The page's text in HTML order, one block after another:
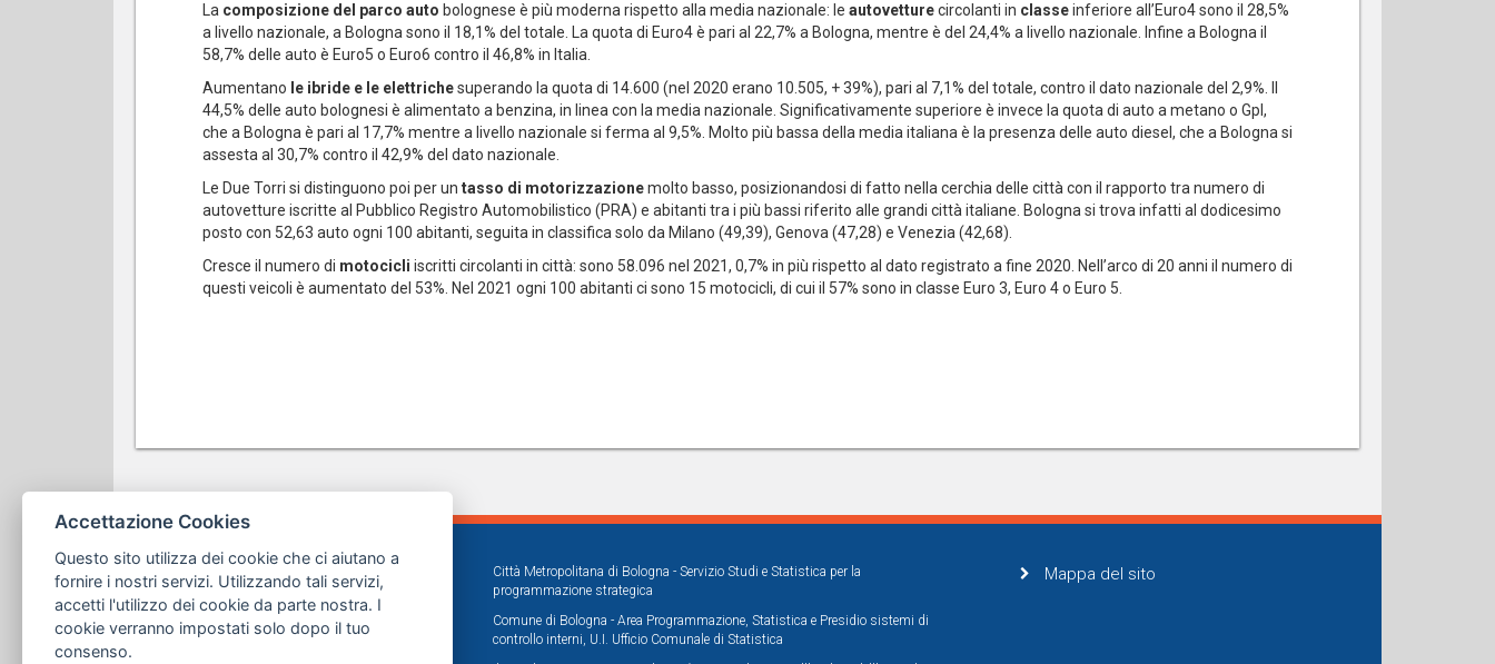
La composizione del parco auto bolognese è più moderna rispetto alla media nazionale: le autovetturecircolanti in classeinferiore all’Euro4 sono il 28,5%
a livello nazionale, a Bologna sono il 18,1% del totale. La quota di Euro4 è pari al 22,7% a Bologna, mentre è del 24,4% a livello nazionale. Infine a Bologna il
58,7% delle auto è Euro5 o Euro6 contro il 46,8% in Italia.
Aumentano le ibride e le elettrichesuperando la quota di 14.600 (nel 2020 erano 10.505, + 39%), pari al 7,1% del totale, contro il dato nazionale del 2,9%. Il
44,5% delle auto bolognesi è alimentato a benzina, in linea con la media nazionale. Significativamente superiore è invece la quota di auto a metano o Gpl,
che a Bologna è pari al 17,7% mentre a livello nazionale si ferma al 9,5%. Molto più bassa della media italiana è la presenza delle auto diesel, che a Bologna si
assesta al 30,7% contro il 42,9% del dato nazionale.
Le Due Torri si distinguono poi per un tasso di motorizzazionemolto basso, posizionandosi di fatto nella cerchia delle città con il rapporto tra numero di
autovetture iscritte al Pubblico Registro Automobilistico (PRA) e abitanti tra i più bassi riferito alle grandi città italiane. Bologna si trova infatti al dodicesimo
posto con 52,63 auto ogni 100 abitanti, seguita in classifica solo da Milano (49,39), Genova (47,28) e Venezia (42,68).
Cresce il numero di motocicli iscritti circolanti in città: sono 58.096 nel 2021, 0,7% in più rispetto al dato registrato a fine 2020. Nell’arco di 20 anni il numero di
questi veicoli è aumentato del 53%. Nel 2021 ogni 100 abitanti ci sono 15 motocicli, di cui il 57% sono in classe Euro 3, Euro 4 o Euro 5.
Città Metropolitana di Bologna - Servizio Studi e Statistica per la
programmazione strategica
Comune di Bologna - Area Programmazione, Statistica e Presidio sistemi di
controllo interni, U.I. Ufficio Comunale di Statistica
Mappa del sito
Accettazione Cookies
Questo sito utilizza dei cookie che ci aiutano a
fornire i nostri servizi. Utilizzando tali servizi,
accetti l'utilizzo dei cookie da parte nostra. I
cookie verranno impostati solo dopo il tuo
consenso.